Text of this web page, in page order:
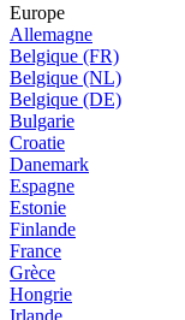
Europe
Allemagne
Belgique (FR)
Belgique (NL)
Belgique (DE)
Bulgarie
Croatie
Danemark
Espagne
Estonie
Finlande
France
Grèce
Hongrie
Irlande